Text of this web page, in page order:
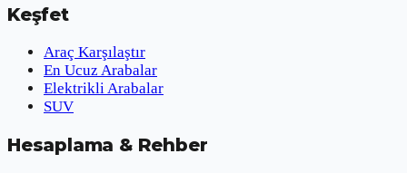
Keşfet
Araç Karşılaştır
En Ucuz Arabalar
Elektrikli Arabalar
SUV
Hesaplama & Rehber